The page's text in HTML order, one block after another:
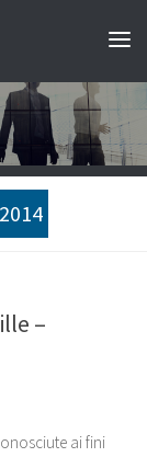
–
ai fini